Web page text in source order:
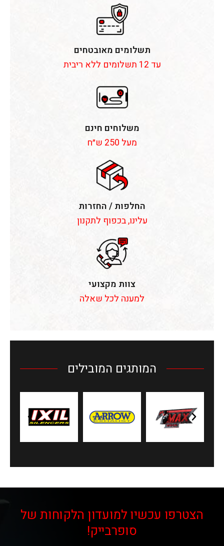
תשלומים מאובטחים
עד 12 תשלומים ללא ריבית
משלוחים חינם
מעל 250 ש״ח
החלפות / החזרות
עלינו, בכפוף לתקנון
צוות מקצועי
למענה לכל שאלה
המותגים המובילים
הצטרפו עכשיו למועדון הלקוחות של
סופרבייק!